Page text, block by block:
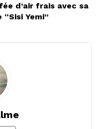
d’air frais avec sa
Yemi”